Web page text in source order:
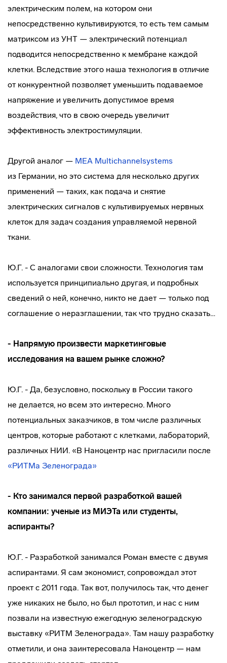
электрическим полем, на котором они
непосредственно культивируются, то есть тем самым
матриксом из УНТ — электрический потенциал
подводится непосредственно к мембране каждой
клетки. Вследствие этого наша технология в отличие
от конкурентной позволяет уменьшить подаваемое
напряжение и увеличить допустимое время
воздействия, что в свою очередь увеличит
эффективность электростимуляции.
Другой аналог — MEA Multichannelsystems
из Германии, но это система для несколько других
применений — таких, как подача и снятие
электрических сигналов с культивируемых нервных
клеток для задач создания управляемой нервной
ткани.
Ю.Г. - С аналогами свои сложности. Технология там
используется принципиально другая, и подробных
сведений о ней, конечно, никто не дает — только под
соглашение о неразглашении, так что трудно сказать…
- Напрямую произвести маркетинговые
исследования на вашем рынке сложно?
Ю.Г. - Да, безусловно, поскольку в России такого
не делается, но всем это интересно. Много
потенциальных заказчиков, в том числе различных
центров, которые работают с клетками, лабораторий,
различных НИИ. «В Наноцентр нас пригласили после
«РИТМа Зеленограда»
- Кто занимался первой разработкой вашей
компании: ученые из МИЭТа или студенты,
аспиранты?
Ю.Г. - Разработкой занимался Роман вместе с двумя
аспирантами. Я сам экономист, сопровождал этот
проект с 2011 года. Так вот, получилось так, что денег
уже никаких не было, но был прототип, и нас с ним
позвали на известную ежегодную зеленоградскую
выставку «РИТМ Зеленограда». Там нашу разработку
отметили, и она заинтересовала Наноцентр — нам